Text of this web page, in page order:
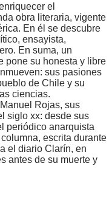
el
obra literaria, vigente
En él se descubre
ensayista,
En suma, un
pone su honesta y libre
sus pasiones
de Chile y su
ciencias.
Rojas, sus
siglo xx: desde sus
periódico anarquista
escrita durante
el diario Clarín, en
antes de su muerte y